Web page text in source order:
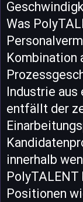
Was
Kombination
Industrie
entfällt der
innerhalb
Positionen